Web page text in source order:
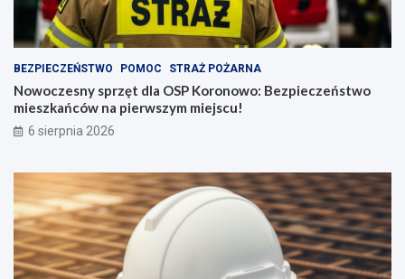
BEZPIECZEŃSTWO POMOC STRAŻ POŻARNA
Nowoczesny sprzęt dla OSP Koronowo: Bezpieczeństwo
mieszkańców na pierwszym miejscu!
6 sierpnia 2026